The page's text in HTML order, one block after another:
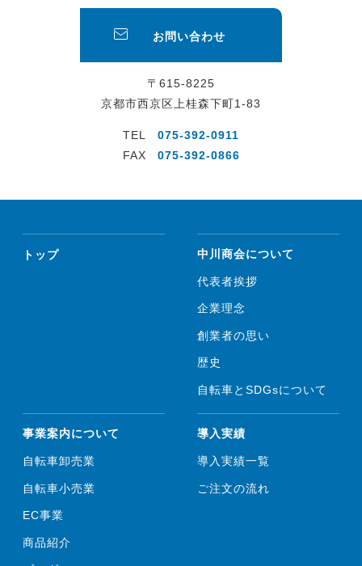
お問い合わせ
〒615-8225
京都市西京区上桂森下町1-83
TEL
075-392-0911
FAX
075-392-0866
トップ 中川商会について
代表者挨拶
企業理念
創業者の思い
歴史
自転車とSDGsについて
事業案内について
自転車卸売業
自転車小売業
EC事業
商品紹介
導入実績
導入実績一覧
ご注文の流れ